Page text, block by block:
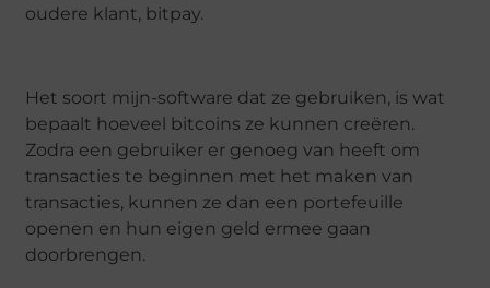
oudere klant, bitpay.
Het soort mijn-software dat ze gebruiken, is wat
bepaalt hoeveel bitcoins ze kunnen creëren.
Zodra een gebruiker er genoeg van heeft om
transacties te beginnen met het maken van
transacties, kunnen ze dan een portefeuille
openen en hun eigen geld ermee gaan
doorbrengen.